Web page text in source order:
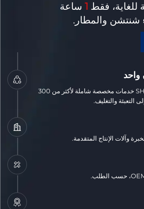
فقط 1 ساعة
شنتشن والمطار.
قدمت شركة SHENGTENG خدمات مخصصة شاملة لأكثر من 300
التعبئة والتغليف.
وآلات الإنتاج المتقدمة.